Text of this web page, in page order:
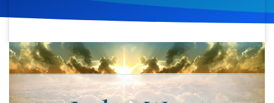
29. Juni 2016 205Klicks Download
Artikel
Podcasts
Studienzentrum